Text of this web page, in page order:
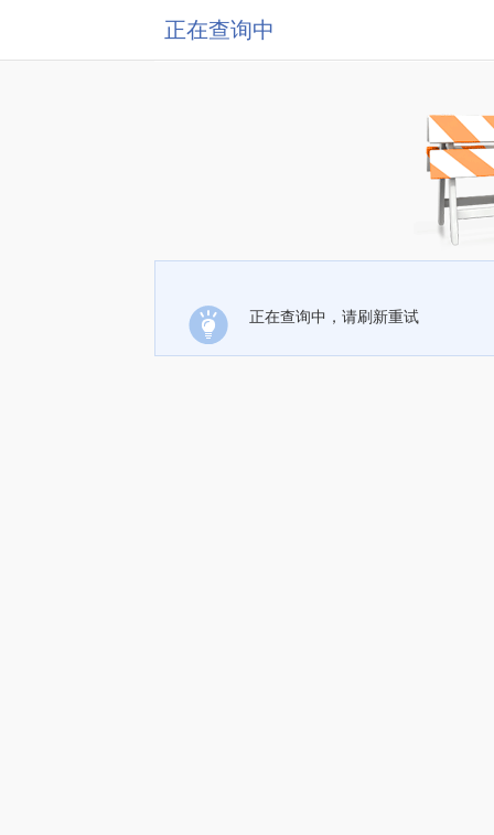
正在查询中
正在查询中，请刷新重试